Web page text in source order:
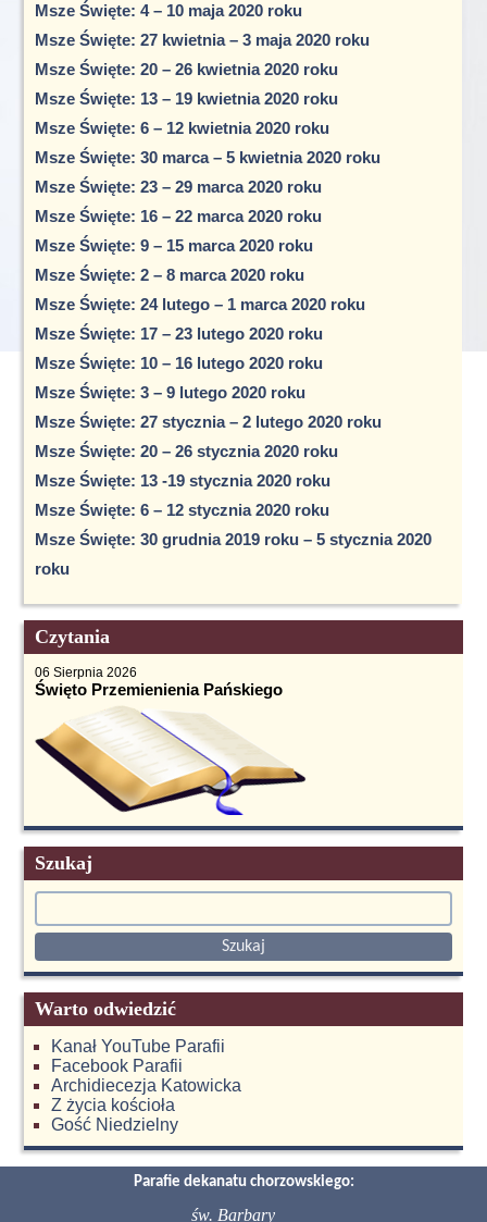
Msze Święte: 4 – 10 maja 2020 roku
Msze Święte: 27 kwietnia – 3 maja 2020 roku
Msze Święte: 20 – 26 kwietnia 2020 roku
Msze Święte: 13 – 19 kwietnia 2020 roku
Msze Święte: 6 – 12 kwietnia 2020 roku
Msze Święte: 30 marca – 5 kwietnia 2020 roku
Msze Święte: 23 – 29 marca 2020 roku
Msze Święte: 16 – 22 marca 2020 roku
Msze Święte: 9 – 15 marca 2020 roku
Msze Święte: 2 – 8 marca 2020 roku
Msze Święte: 24 lutego – 1 marca 2020 roku
Msze Święte: 17 – 23 lutego 2020 roku
Msze Święte: 10 – 16 lutego 2020 roku
Msze Święte: 3 – 9 lutego 2020 roku
Msze Święte: 27 stycznia – 2 lutego 2020 roku
Msze Święte: 20 – 26 stycznia 2020 roku
Msze Święte: 13 -19 stycznia 2020 roku
Msze Święte: 6 – 12 stycznia 2020 roku
Msze Święte: 30 grudnia 2019 roku – 5 stycznia 2020
roku
Czytania
06 Sierpnia 2026
Święto Przemienienia Pańskiego
Szukaj
Warto odwiedzić
Kanał YouTube Parafii
Facebook Parafii
Archidiecezja Katowicka
Z życia kościoła
Gość Niedzielny
Parafie dekanatu chorzowskiego:
św. Barbary